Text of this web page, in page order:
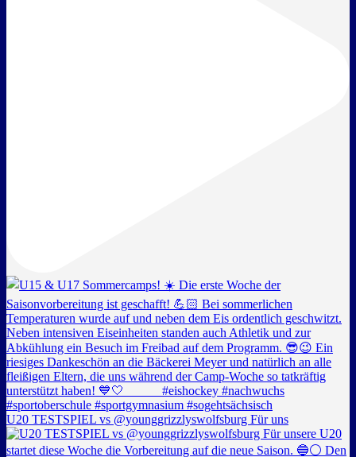
U20 TESTSPIEL vs @younggrizzlyswolfsburg Für uns